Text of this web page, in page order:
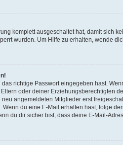
komplett ausgeschaltet hat, damit sich
wurden. Um Hilfe zu erhalten, wende
richtige Passwort eingegeben hast.
oder deiner Erziehungsberechtigten
angemeldeten Mitglieder erst
du eine E-Mail erhalten hast, folge
du dir sicher bist, dass deine E-Mail-